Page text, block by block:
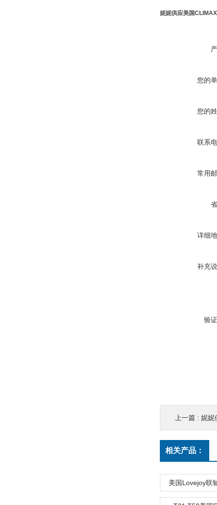
妮妮供应美国
您的
您的
联系
常用
详细
补充
验
上一篇 : 妮妮
相关产品：
美国Lovejoy联